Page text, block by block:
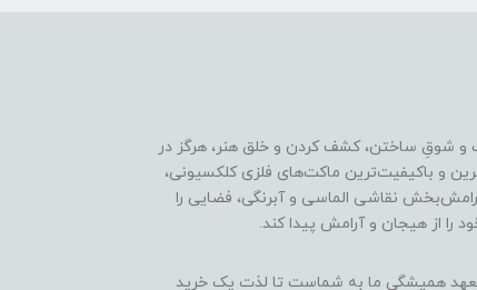
و شوقِ ساختن، کشف کردن و خلق هنر، هرگز در
و باکیفیت‌ترین ماکت‌های فلزی کلکسیونی،
نقاشی الماسی و آبرنگی، فضایی را
را از هیجان و آرامش پیدا کند.
تعهد همیشگی ما به شماست تا لذت یک خرید